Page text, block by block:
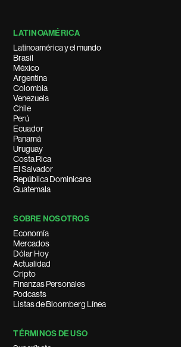
LATINOAMÉRICA
Latinoamérica y el mundo
Brasil
México
Argentina
Colombia
Venezuela
Chile
Perú
Ecuador
Panamá
Uruguay
Costa Rica
El Salvador
República Dominicana
Guatemala
SOBRE NOSOTROS
Economía
Mercados
Dólar Hoy
Actualidad
Cripto
Finanzas Personales
Podcasts
Listas de Bloomberg Línea
TÉRMINOS DE USO